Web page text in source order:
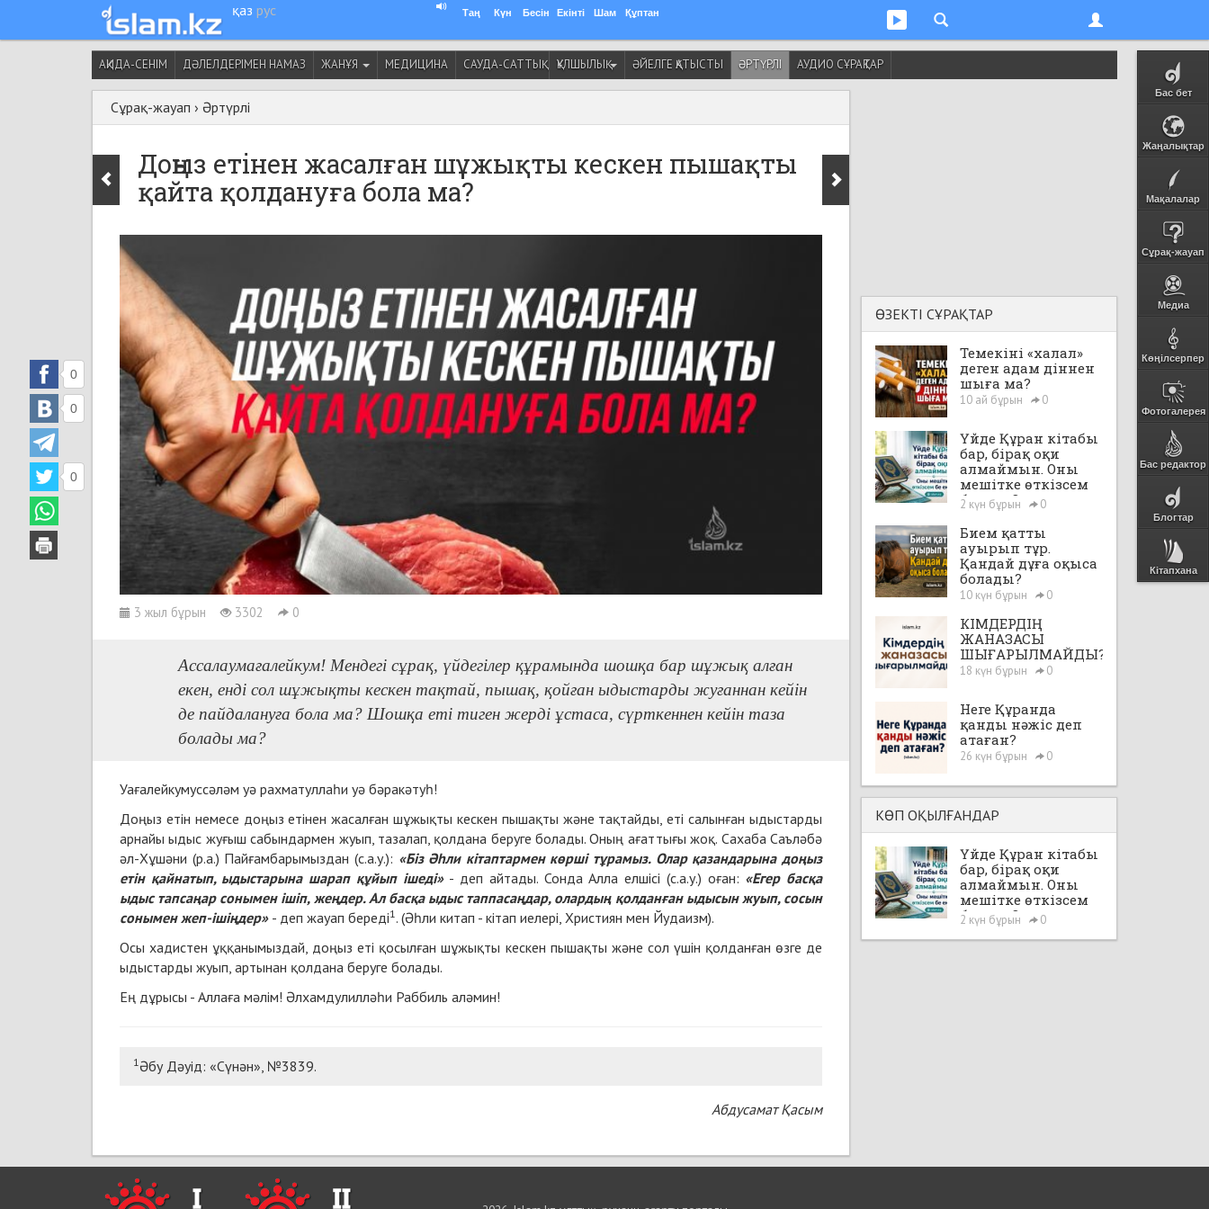
қаз рус Таң Күн Бесін Екінті Шам Құптан
Бас бет
Жаңалықтар
Мақалалар
Сұрақ-жауап
Медиа
Көңілсерпер
Фотогалерея
Бас редактор
Блогтар
Кітапхана
АҚИДА-СЕНІМ ДӘЛЕЛДЕРІМЕН НАМАЗ ЖАНҰЯ МЕДИЦИНА САУДА-САТТЫҚ ҚҰЛШЫЛЫҚ ӘЙЕЛГЕ ҚАТЫСТЫ ӘРТҮРЛІ АУДИО СҰРАҚТАР
Сұрақ-жауап › Әртүрлі
Доңыз етінен жасалған шұжықты кескен пышақты
қайта қолдануға бола ма?
3 жыл бұрын 3302 0
0
0
0
Ассалаумағалейкум! Мендегі сұрақ, үйдегілер құрамында шошқа бар шұжық алған
екен, енді сол шұжықты кескен тақтай, пышақ, қойған ыдыстарды жуғаннан кейін
де пайдалануға бола ма? Шошқа еті тиген жерді ұстаса, сүрткеннен кейін таза
болады ма?
Уағалейкумуссәләм уә рахматуллаһи уә бәракәтуһ!
Доңыз етін немесе доңыз етінен жасалған шұжықты кескен пышақты және тақтайды, еті салынған ыдыстарды
арнайы ыдыс жуғыш сабындармен жуып, тазалап, қолдана беруге болады. Оның ағаттығы жоқ. Сахаба Саъләбә
әл-Хұшәни (р.а.) Пайғамбарымыздан (с.а.у.): «Біз Әһли кітаптармен көрші тұрамыз. Олар қазандарына доңыз
етін қайнатып, ыдыстарына шарап құйып ішеді» - деп айтады. Сонда Алла елшісі (с.а.у.) оған: «Егер басқа
ыдыс тапсаңар сонымен ішіп, жеңдер. Ал басқа ыдыс таппасаңдар, олардың қолданған ыдысын жуып, сосын
сонымен жеп-ішіңдер» - деп жауап береді1. (Әһли китап - кітап иелері, Християн мен Йудаизм).
Осы хадистен ұққанымыздай, доңыз еті қосылған шұжықты кескен пышақты және сол үшін қолданған өзге де
ыдыстарды жуып, артынан қолдана беруге болады.
Ең дұрысы - Аллаға мәлім! Әлхамдулилләһи Раббиль аләмин!
1Әбу Дәуід: «Сүнән», №3839.
Абдусамат Қасым
ӨЗЕКТІ СҰРАҚТАР
Темекіні «халал»
деген адам діннен
шыға ма?
10 ай бұрын 0
Үйде Құран кітабы
бар, бірақ оқи
алмаймын. Оны
мешітке өткізсем
бе екен?
2 күн бұрын 0
Бием қатты
ауырып тұр.
Қандай дұға оқыса
болады?
10 күн бұрын 0
КІМДЕРДІҢ
ЖАНАЗАСЫ
ШЫҒАРЫЛМАЙДЫ?
18 күн бұрын 0
Неге Құранда
қанды нәжіс деп
атаған?
26 күн бұрын 0
КӨП ОҚЫЛҒАНДАР
Үйде Құран кітабы
бар, бірақ оқи
алмаймын. Оны
мешітке өткізсем
бе екен?
2 күн бұрын 0